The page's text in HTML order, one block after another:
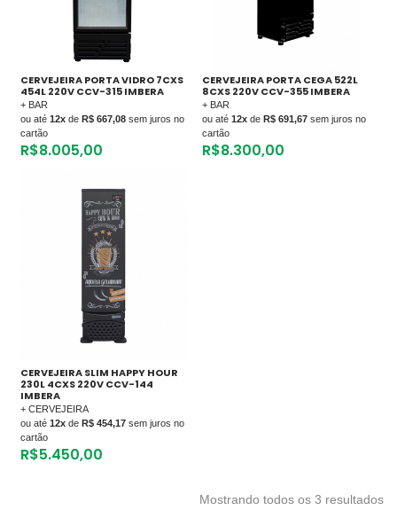
CERVEJEIRA PORTA VIDRO 7CXS
454L 220V CCV-315 IMBERA
+ BAR
ou até 12x de R$ 667,08 sem juros no
cartão
R$8.005,00
CERVEJEIRA PORTA CEGA 522L
8CXS 220V CCV-355 IMBERA
+ BAR
ou até 12xde R$ 691,67sem juros no
cartão
R$8.300,00
CERVEJEIRA SLIM HAPPY HOUR
230L 4CXS 220V CCV-144
IMBERA
+ CERVEJEIRA
ou até 12x de R$ 454,17 sem juros no
cartão
R$5.450,00
Mostrando todos os 3 resultados